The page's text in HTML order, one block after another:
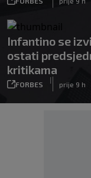
Infantino se
ostati
kritikama
FORBES
|
prije 9 h